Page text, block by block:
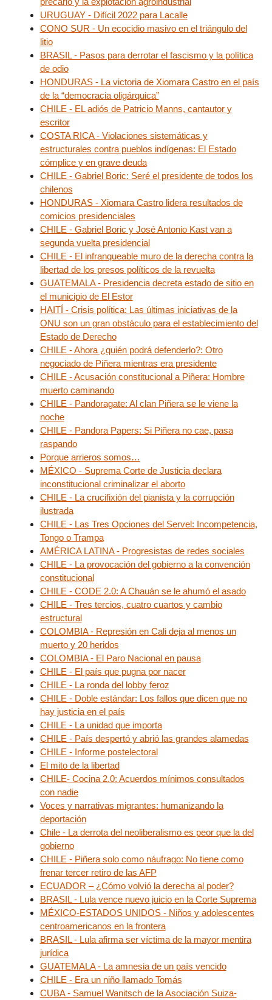
URUGUAY - Difícil 2022 para Lacalle
CONO SUR - Un ecocidio masivo en el triángulo del
litio
BRASIL - Pasos para derrotar el fascismo y la política
de odio
HONDURAS - La victoria de Xiomara Castro en el país
de la “democracia oligárquica”
CHILE - EL adiós de Patricio Manns, cantautor y
escritor
COSTA RICA - Violaciones sistemáticas y
estructurales contra pueblos indígenas: El Estado
cómplice y en grave deuda
CHILE - Gabriel Boric: Seré el presidente de todos los
chilenos
HONDURAS - Xiomara Castro lidera resultados de
comicios presidenciales
CHILE - Gabriel Boric y José Antonio Kast van a
segunda vuelta presidencial
CHILE - El infranqueable muro de la derecha contra la
libertad de los presos políticos de la revuelta
GUATEMALA - Presidencia decreta estado de sitio en
el municipio de El Estor
HAITÍ - Crisis política: Las últimas iniciativas de la
ONU son un gran obstáculo para el establecimiento del
Estado de Derecho
CHILE - Ahora ¿quién podrá defenderlo?: Otro
negociado de Piñera mientras era presidente
CHILE - Acusación constitucional a Piñera: Hombre
muerto caminando
CHILE - Pandoragate: Al clan Piñera se le viene la
noche
CHILE - Pandora Papers: Si Piñera no cae, pasa
raspando
Porque arrieros somos…
MÉXICO - Suprema Corte de Justicia declara
inconstitucional criminalizar el aborto
CHILE - La crucifixión del pianista y la corrupción
ilustrada
CHILE - Las Tres Opciones del Servel: Incompetencia,
Tongo o Trampa
AMÉRICA LATINA - Progresistas de redes sociales
CHILE - La provocación del gobierno a la convención
constitucional
CHILE - CODE 2.0: A Chauán se le ahumó el asado
CHILE - Tres tercios, cuatro cuartos y cambio
estructural
COLOMBIA - Represión en Cali deja al menos un
muerto y 20 heridos
COLOMBIA - El Paro Nacional en pausa
CHILE - El país que pugna por nacer
CHILE - La ronda del lobby feroz
CHILE - Doble estándar: Los fallos que dicen que no
hay justicia en el país
CHILE - La unidad que importa
CHILE - País despertó y abrió las grandes alamedas
CHILE - Informe postelectoral
El mito de la libertad
CHILE- Cocina 2.0: Acuerdos mínimos consultados
con nadie
Voces y narrativas migrantes: humanizando la
deportación
Chile - La derrota del neoliberalismo es peor que la del
gobierno
CHILE - Piñera solo como náufrago: No tiene como
frenar tercer retiro de las AFP
ECUADOR – ¿Cómo volvió la derecha al poder?
BRASIL - Lula vence nuevo juicio en la Corte Suprema
MÉXICO-ESTADOS UNIDOS - Niños y adolescentes
centroamericanos en la frontera
BRASIL - Lula afirma ser víctima de la mayor mentira
jurídica
GUATEMALA - La amnesia de un país vencido
CHILE - Era un niño llamado Tomás
CUBA - Samuel Wanitsch de la Asociación Suiza-